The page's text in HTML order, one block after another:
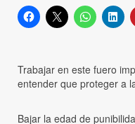
Trabajar en este fuero
entender que proteger a
Bajar la edad de